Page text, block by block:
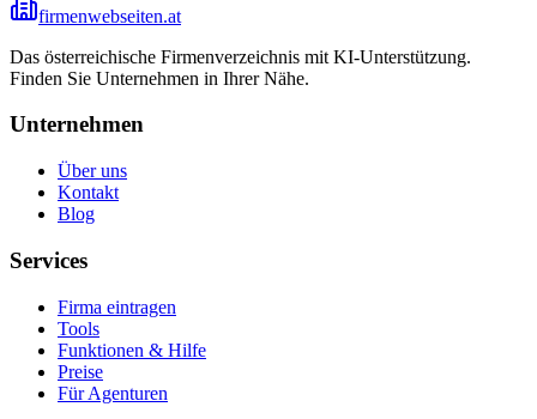
firmenwebseiten.at
Das österreichische Firmenverzeichnis mit KI-Unterstützung.
Finden Sie Unternehmen in Ihrer Nähe.
Unternehmen
Über uns
Kontakt
Blog
Services
Firma eintragen
Tools
Funktionen & Hilfe
Preise
Für Agenturen